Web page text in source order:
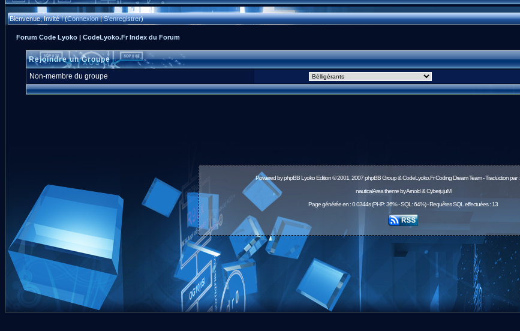
Bienvenue, Invité ! (Connexion|S'enregistrer)
Forum Code Lyoko | CodeLyoko.Fr Index du Forum
Rejoindre un Groupe
Non-membre du groupe
Powered byphpBBLyoko Edition © 2001, 2007 phpBB Group & CodeLyoko.Fr Coding Dream Team - Traduction par :
nauticalArea theme by Arnold & CyberjujuM
Page générée en : 0.0344s (PHP: 36% - SQL: 64%) - Requêtes SQL effectuées : 13